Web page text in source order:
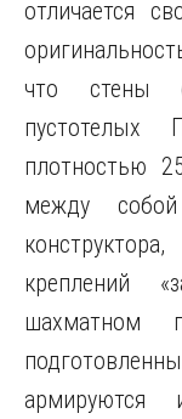
отличается
что стены
пустотелых
плотностью
между
креплений
шахматном
армируются